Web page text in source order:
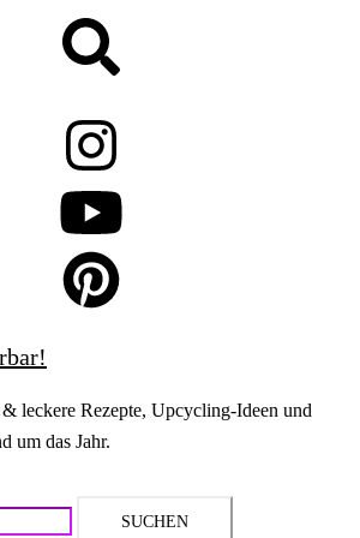
leckere Rezepte, Upcycling-Ideen und
um das Jahr.